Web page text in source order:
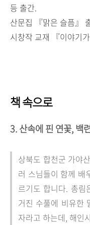
등 출간.
산문집
『맑은 슬픔』
시창작 교재
『이야기
책 속으로
3. 산속에 핀 연꽃, 백
상북도 합천군 가야
러 스님들이 함께 배
르기도 합니다. 총
거진 수풀에 비유한
자라고 하는데, 해인